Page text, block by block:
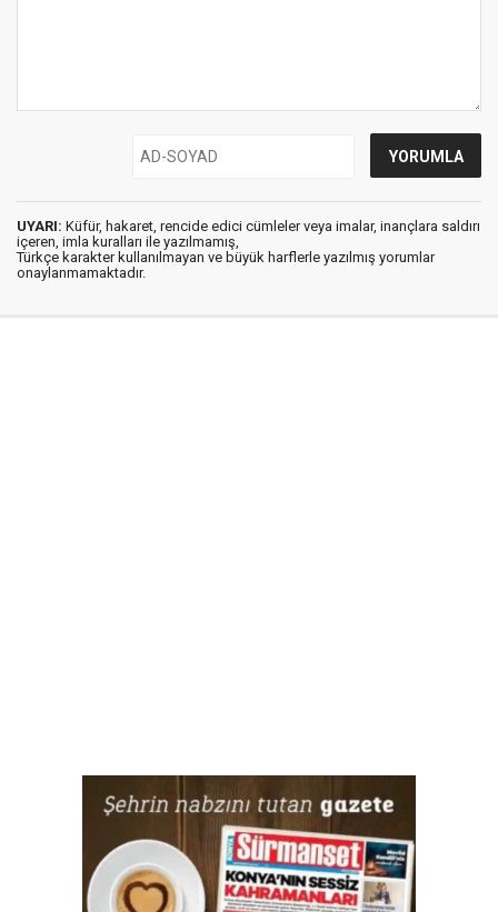
UYARI: Küfür, hakaret, rencide edici cümleler veya imalar, inançlara saldırı
içeren, imla kuralları ile yazılmamış,
Türkçe karakter kullanılmayan ve büyük harflerle yazılmış yorumlar
onaylanmamaktadır.